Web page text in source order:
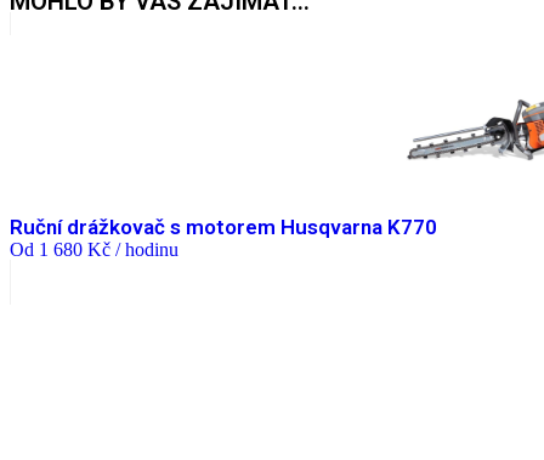
Ruční drážkovač s motorem Husqvarna K770
Od 1 680 Kč / hodinu